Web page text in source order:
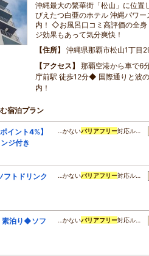
沖縄最大の繁華街「松山」に位置
びえたつ白亜のホテル 沖縄パワー
内！ ◇お風呂口コミ高評価の全
ジ効果もあって気分爽快！
住所
沖縄県那覇市松山1丁目
アクセス
那覇空港から車で6
庁前駅 徒歩12分◆ 国際通りと波
内！
宿泊プラン
イント4%】
ジ付き
…かないバリアフリー対応ル…
フトドリンク
…かないバリアフリー対応ル…
素泊り◆ソフ
…かないバリアフリー対応ル…